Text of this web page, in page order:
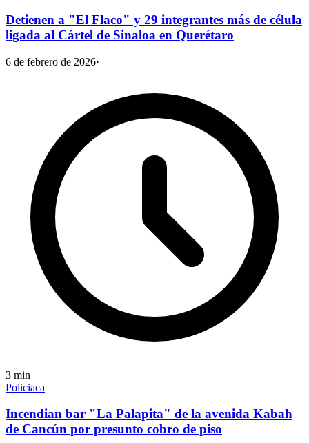
Detienen a "El Flaco" y 29 integrantes más de célula
ligada al Cártel de Sinaloa en Querétaro
6 de febrero de 2026·
3 min
Policiaca
Incendian bar "La Palapita" de la avenida Kabah
de Cancún por presunto cobro de piso